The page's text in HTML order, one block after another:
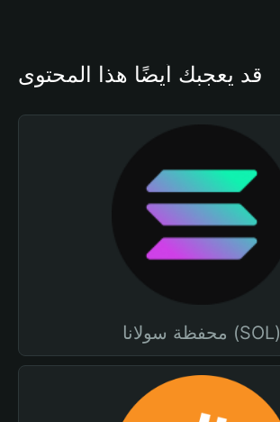
قد يعجبك أيضًا هذا المحتوى
محفظة سولانا (SOL)